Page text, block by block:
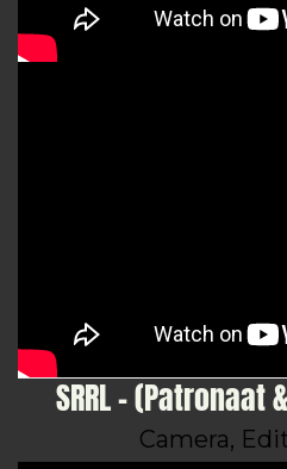
SRRL -
Camera,